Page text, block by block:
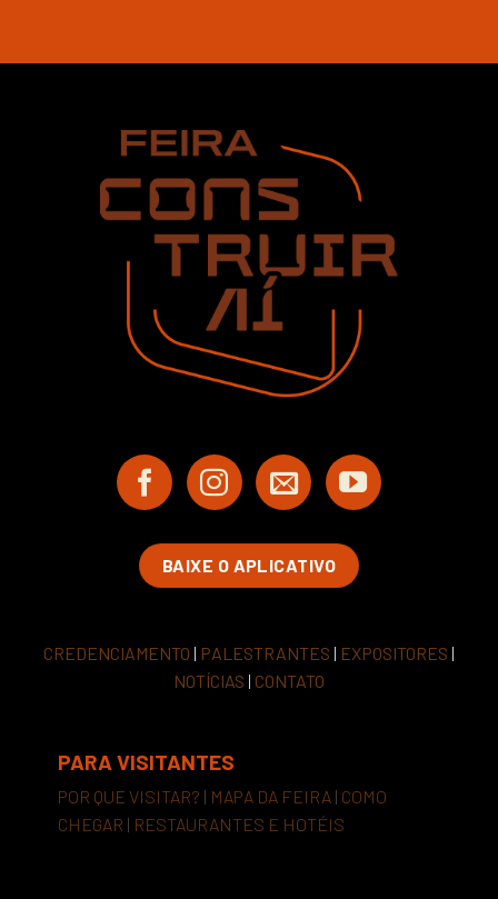
BAIXE O APLICATIVO
CREDENCIAMENTO | PALESTRANTES | EXPOSITORES |
NOTÍCIAS | CONTATO
PARA VISITANTES
POR QUE VISITAR? | MAPA DA FEIRA | COMO
CHEGAR | RESTAURANTES E HOTÉIS